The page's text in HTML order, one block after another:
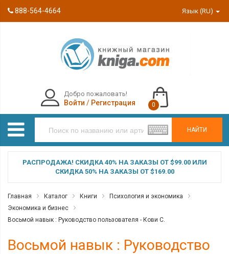
888-564-4664 Язык (RU)
НАЙТИ
Добро пожаловать!
Войти / Регистрация 0
РАСПРОДАЖА! СКИДКА 40% НА ЗАКАЗЫ ОТ $99.00 ИЛИ
СКИДКА 50% НА ЗАКАЗЫ ОТ $169.00
Главная Каталог Книги
Психология и экономика
Экономика и бизнес
Восьмой навык : Руководство пользователя - Кови С.
Восьмой навык : Руководство